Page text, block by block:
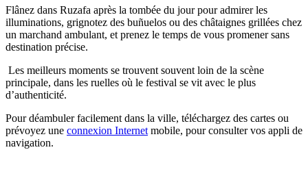
Flânez dans Ruzafa après la tombée du jour pour admirer les
illuminations, grignotez des buñuelos ou des châtaignes grillées chez
un marchand ambulant, et prenez le temps de vous promener sans
destination précise.
Les meilleurs moments se trouvent souvent loin de la scène
principale, dans les ruelles où le festival se vit avec le plus
d’authenticité.
Pour déambuler facilement dans la ville, téléchargez des cartes ou
prévoyez une connexion Internet mobile, pour consulter vos appli de
navigation.